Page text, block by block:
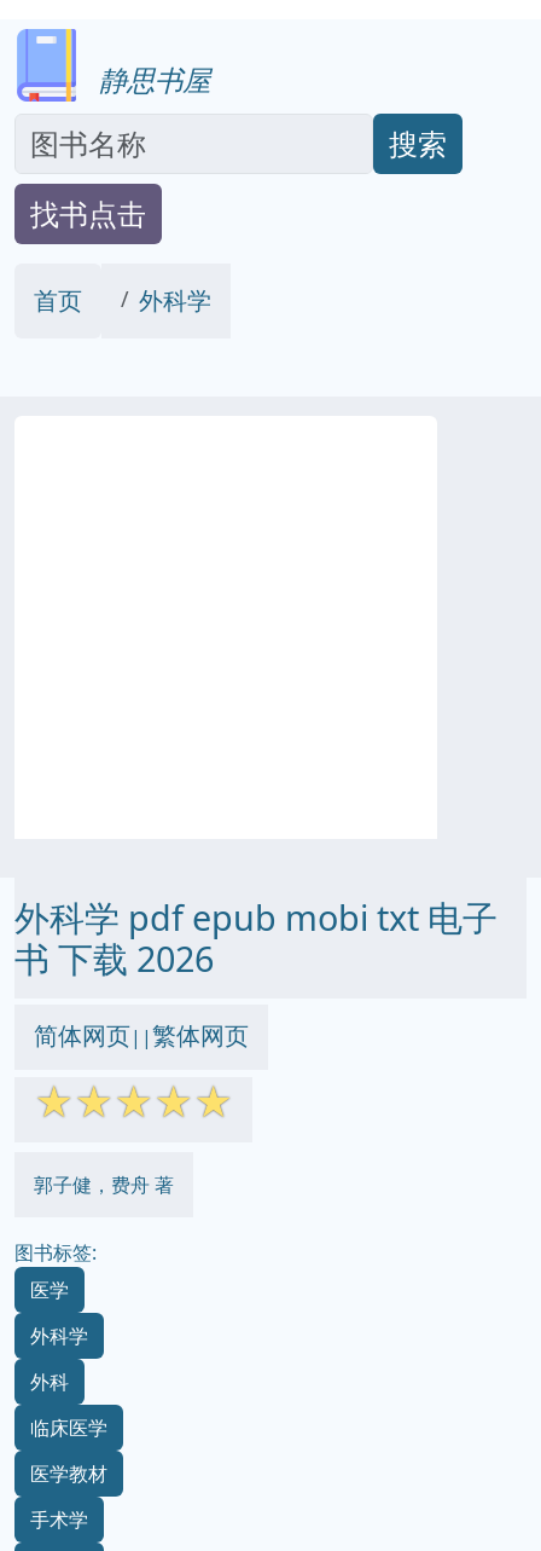
静思书屋
搜索
找书点击
首页 外科学
外科学 pdf epub mobi txt 电子
书 下载 2026
简体网页||繁体网页
☆☆☆☆☆
郭子健，费舟 著
图书标签:
医学
外科学
外科
临床医学
医学教材
手术学